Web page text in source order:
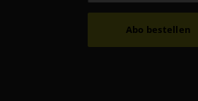
Abo bestellen